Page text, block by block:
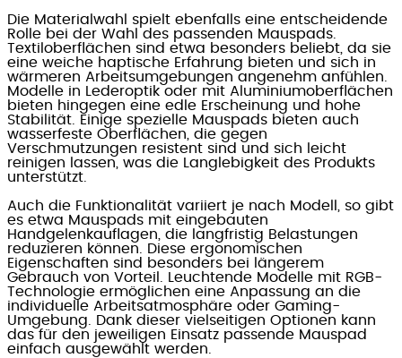
Die Materialwahl spielt ebenfalls eine entscheidende
Rolle bei der Wahl des passenden Mauspads.
Textiloberflächen sind etwa besonders beliebt, da sie
eine weiche haptische Erfahrung bieten und sich in
wärmeren Arbeitsumgebungen angenehm anfühlen.
Modelle in Lederoptik oder mit Aluminiumoberflächen
bieten hingegen eine edle Erscheinung und hohe
Stabilität. Einige spezielle Mauspads bieten auch
wasserfeste Oberflächen, die gegen
Verschmutzungen resistent sind und sich leicht
reinigen lassen, was die Langlebigkeit des Produkts
unterstützt.
Auch die Funktionalität variiert je nach Modell, so gibt
es etwa Mauspads mit eingebauten
Handgelenkauflagen, die langfristig Belastungen
reduzieren können. Diese ergonomischen
Eigenschaften sind besonders bei längerem
Gebrauch von Vorteil. Leuchtende Modelle mit RGB-
Technologie ermöglichen eine Anpassung an die
individuelle Arbeitsatmosphäre oder Gaming-
Umgebung. Dank dieser vielseitigen Optionen kann
das für den jeweiligen Einsatz passende Mauspad
einfach ausgewählt werden.